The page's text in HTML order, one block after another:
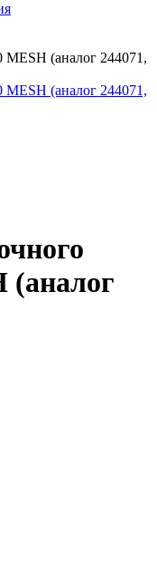
MESH (аналог 244071,
(аналог